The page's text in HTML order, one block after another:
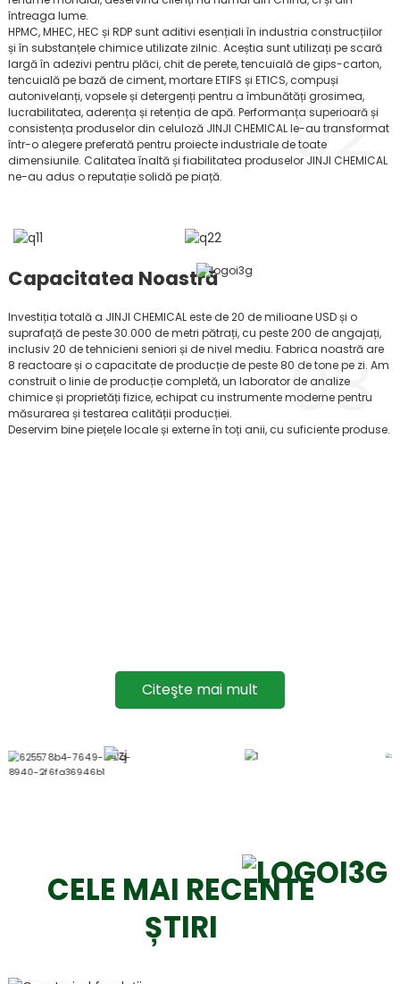
02
întreaga lume.
HPMC, MHEC, HEC și RDP sunt aditivi esențiali în industria construcțiilor
și în substanțele chimice utilizate zilnic. Aceștia sunt utilizați pe scară
largă în adezivi pentru plăci, chit de perete, tencuială de gips-carton,
tencuială pe bază de ciment, mortare ETIFS și ETICS, compuși
autonivelanți, vopsele și detergenți pentru a îmbunătăți grosimea,
lucrabilitatea, aderența și retenția de apă. Performanța superioară și
consistența produselor din celuloză JINJI CHEMICAL le-au transformat
într-o alegere preferată pentru proiecte industriale de toate
dimensiunile. Calitatea înaltă și fiabilitatea produselor JINJI CHEMICAL
ne-au adus o reputație solidă pe piață.
03
Capacitatea Noastră
Investiția totală a JINJI CHEMICAL este de 20 de milioane USD și o
suprafață de peste 30.000 de metri pătrați, cu peste 200 de angajați,
inclusiv 20 de tehnicieni seniori și de nivel mediu. Fabrica noastră are
8 reactoare și o capacitate de producție de peste 80 de tone pe zi. Am
construit o linie de producție completă, un laborator de analize
chimice și proprietăți fizice, echipat cu instrumente moderne pentru
măsurarea și testarea calității producției.
Deservim bine piețele locale și externe în toți anii, cu suficiente produse.
Citeşte mai mult
CELE MAI RECENTE
ȘTIRI